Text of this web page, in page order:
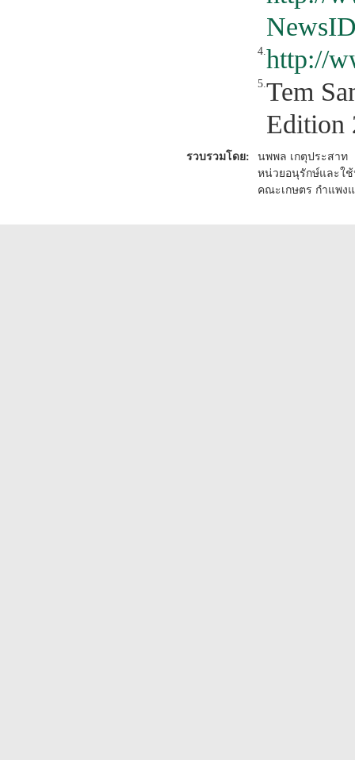
4.http://
5.Tem
Edition
รวบรวมโดย:
นพพล เกตุประสาท
หน่วยอนุรักษ์และใ
คณะเกษตร กำแพง